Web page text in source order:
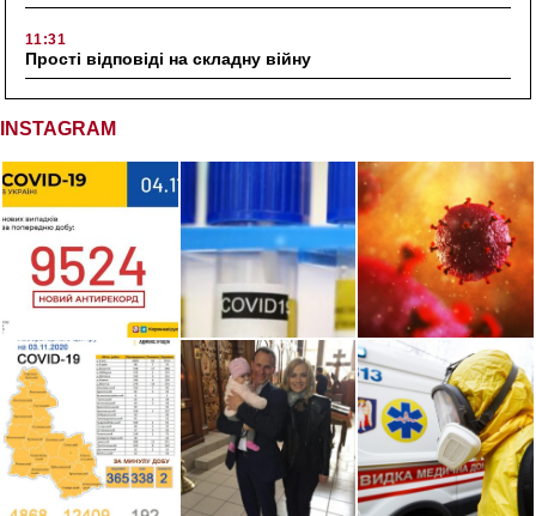
11:31
Прості відповіді на складну війну
INSTAGRAM